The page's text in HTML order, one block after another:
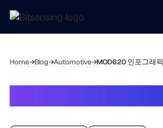
Home Blog Automotive MOD620 인포그래픽